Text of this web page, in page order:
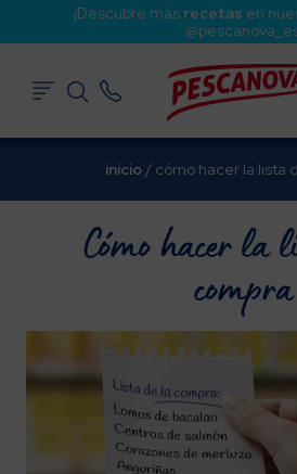
¡Descubre más recetas en
inicio/ cómo hacer la lista
Cómo hacer la
compra